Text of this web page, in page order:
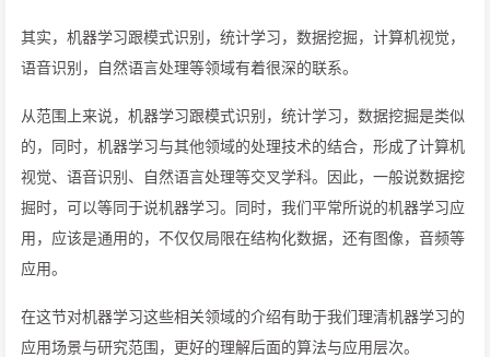
其实，机器学习跟模式识别，统计学习，数据挖掘，计算机视觉，
语音识别，自然语言处理等领域有着很深的联系。
从范围上来说，机器学习跟模式识别，统计学习，数据挖掘是类似
的，同时，机器学习与其他领域的处理技术的结合，形成了计算机
视觉、语音识别、自然语言处理等交叉学科。因此，一般说数据挖
掘时，可以等同于说机器学习。同时，我们平常所说的机器学习应
用，应该是通用的，不仅仅局限在结构化数据，还有图像，音频等
应用。
在这节对机器学习这些相关领域的介绍有助于我们理清机器学习的
应用场景与研究范围，更好的理解后面的算法与应用层次。